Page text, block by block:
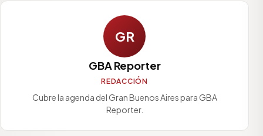
GR
GBA Reporter
REDACCIÓN
Cubre la agenda del Gran Buenos Aires para GBA
Reporter.